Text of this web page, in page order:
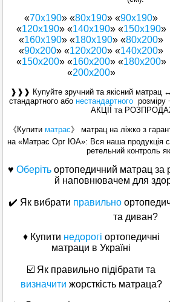
«70х190» «80х190» «90х190»
«120x190» «140х190» «150x190»
«160x190» «180x190» «80x200»
«90x200» «120x200» «140x200»
«150x200» «160х200» «180х200»
«200x200»
❱❱❱ Купуйте зручний та якісний матрац ↔
стандартного або нестандартного розміру
АКЦІЇ та
《Купити матрас》 матрац на ліжко з
на «Матраc Орг ЮА»: Вся наша продукція
ретельний контроль
♥ Оберіть ортопедичний матрац за
й наповнювачем для
✔️ Як вибрати правильно
та диван?
♦ Купити недорогі ортопедичні
матраци в Україні
☑️ Як правильно підібрати та
визначити жорсткість матраца?